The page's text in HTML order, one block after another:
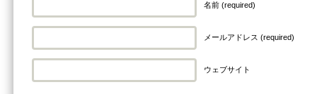
名前 (required)
メールアドレス (required)
ウェブサイト